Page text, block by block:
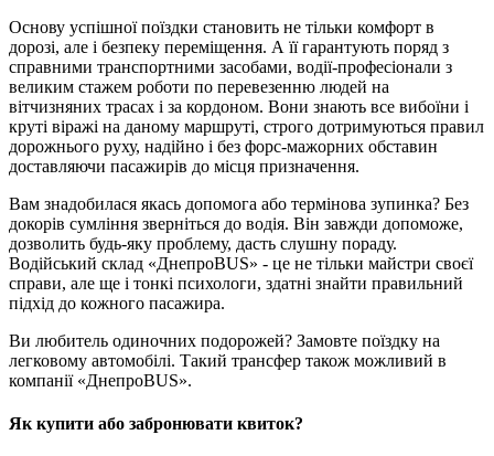
Основу успішної поїздки становить не тільки комфорт в
дорозі, але і безпеку переміщення. А її гарантують поряд з
справними транспортними засобами, водії-професіонали з
великим стажем роботи по перевезенню людей на
вітчизняних трасах і за кордоном. Вони знають все вибоїни і
круті віражі на даному маршруті, строго дотримуються правил
дорожнього руху, надійно і без форс-мажорних обставин
доставляючи пасажирів до місця призначення.
Вам знадобилася якась допомога або термінова зупинка? Без
докорів сумління зверніться до водія. Він завжди допоможе,
дозволить будь-яку проблему, дасть слушну пораду.
Водійський склад «ДнепроBUS» - це не тільки майстри своєї
справи, але ще і тонкі психологи, здатні знайти правильний
підхід до кожного пасажира.
Ви любитель одиночних подорожей? Замовте поїздку на
легковому автомобілі. Такий трансфер також можливий в
компанії «ДнепроBUS».
Як купити або забронювати квиток?